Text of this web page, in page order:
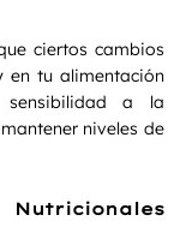
ciertos cambios
tu alimentación
a la
niveles de